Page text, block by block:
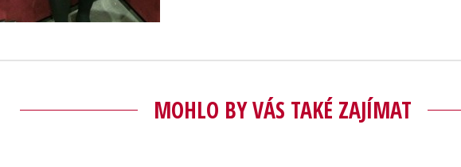
MOHLO BY VÁS TAKÉ ZAJÍMAT